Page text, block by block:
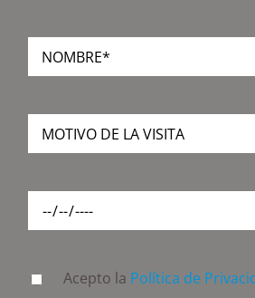
Acepto la Política de